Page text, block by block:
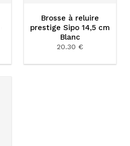
Brosse à reluire
prestige Sipo 14,5 cm
Blanc
20.30 €